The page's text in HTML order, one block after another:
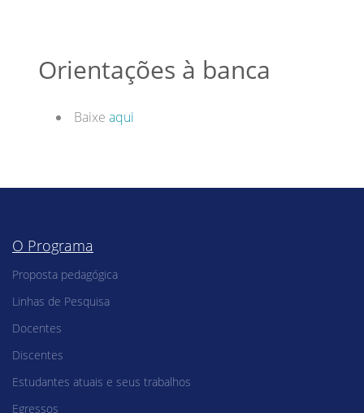
Orientações à banca
Baixe aqui
O Programa
Proposta pedagógica
Linhas de Pesquisa
Docentes
Discentes
Estudantes atuais e seus trabalhos
Egressos